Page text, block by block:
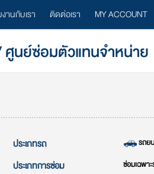
านกับเรา ติดต่อเรา MY ACCOUNT
นย์ซ่อมตัวแทนจำหน่าย
ประเภทรถ รถย
ประเภทการซ่อม ซ่อมเฉพา